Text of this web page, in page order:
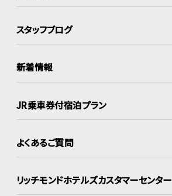
スタッフブログ
新着情報
JR乗車券付宿泊プラン
よくあるご質問
リッチモンドホテルズカスタマーセンター